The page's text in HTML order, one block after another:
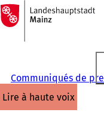
Accéder au contenu
Vers
la
page
d'accueil
Communiqués de
lire à haute voix